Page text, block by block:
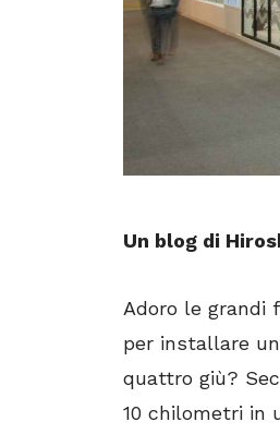
Un blog di
Adoro le grandi
per installare
quattro giù?
10 chilometri in